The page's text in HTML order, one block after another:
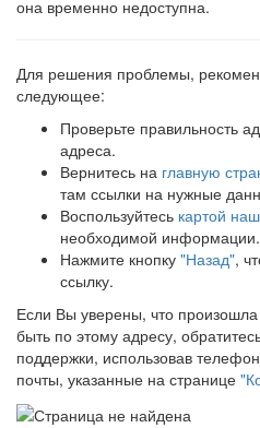
она временно недоступна.
Для решения проблемы,
следующее:
Проверьте правильность
адреса.
Вернитесь на главную
там ссылки на нужные
Воспользуйтесь картой
необходимой информации.
Нажмите кнопку "Назад",
ссылку.
Если Вы уверены, что
быть по этому адресу,
поддержки, использовав
почты, указанные на странице